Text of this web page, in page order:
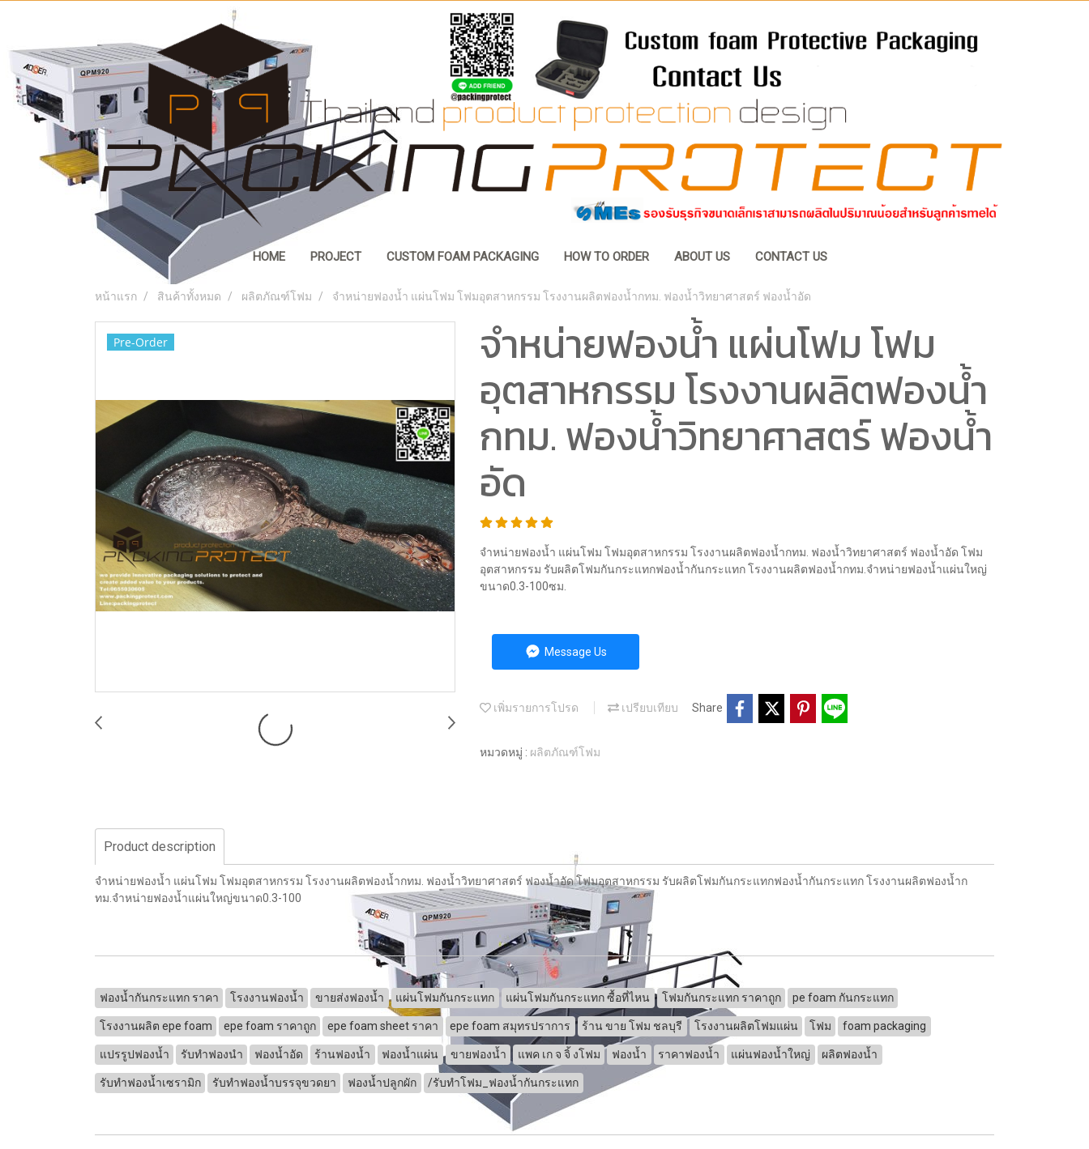
HOME PROJECT CUSTOM FOAM PACKAGING HOW TO ORDER ABOUT US CONTACT US
หน้าแรก สินค้าทั้งหมด ผลิตภัณฑ์โฟม จำหน่ายฟองน้ำ แผ่นโฟม โฟมอุตสาหกรรม โรงงานผลิตฟองน้ำกทม. ฟองน้ำวิทยาศาสตร์ ฟองน้ำอัด
Pre-Order จำหน่ายฟองน้ำ แผ่นโฟม โฟม
อุตสาหกรรม โรงงานผลิตฟองน้ำ
กทม. ฟองน้ำวิทยาศาสตร์ ฟองน้ำ
อัด
จำหน่ายฟองน้ำ แผ่นโฟม โฟมอุตสาหกรรม โรงงานผลิตฟองน้ำกทม. ฟองน้ำวิทยาศาสตร์ ฟองน้ำอัด โฟม
อุตสาหกรรม รับผลิตโฟมกันกระแทกฟองน้ำกันกระแทก โรงงานผลิตฟองน้ำกทม.จำหน่ายฟองน้ำแผ่นใหญ่
ขนาด0.3-100ซม.
Message Us
เพิ่มรายการโปรด เปรียบเทียบ Share
หมวดหมู่ : ผลิตภัณฑ์โฟม
Product description
จำหน่ายฟองน้ำ แผ่นโฟม โฟมอุตสาหกรรม โรงงานผลิตฟองน้ำกทม. ฟองน้ำวิทยาศาสตร์ ฟองน้ำอัด โฟมอุตสาหกรรม รับผลิตโฟมกันกระแทกฟองน้ำกันกระแทก โรงงานผลิตฟองน้ำก
ทม.จำหน่ายฟองน้ำแผ่นใหญ่ขนาด0.3-100
ฟองน้ำกันกระแทก ราคา โรงงานฟองน้ำ ขายส่งฟองน้ำ แผ่นโฟมกันกระแทก แผ่นโฟมกันกระแทก ซื้อที่ไหน โฟมกันกระแทก ราคาถูก pe foam กันกระแทก
โรงงานผลิต epe foam epe foam ราคาถูก epe foam sheet ราคา epe foam สมุทรปราการ ร้าน ขาย โฟม ชลบุรี โรงงานผลิตโฟมแผ่น โฟม foam packaging
แปรรูปฟองน้ำ รับทำฟองนำ ฟองน้ำอัด ร้านฟองน้ำ ฟองน้ำแผ่น ขายฟองน้ำ แพค เก จ จิ้ งโฟม ฟองน้ำ ราคาฟองน้ำ แผ่นฟองน้ำใหญ่ ผลิตฟองน้ำ
รับทำฟองน้ำเซรามิก รับทำฟองน้ำบรรจุขวดยา ฟองน้ำปลูกผัก /รับทำโฟม_ฟองน้ำกันกระแทก